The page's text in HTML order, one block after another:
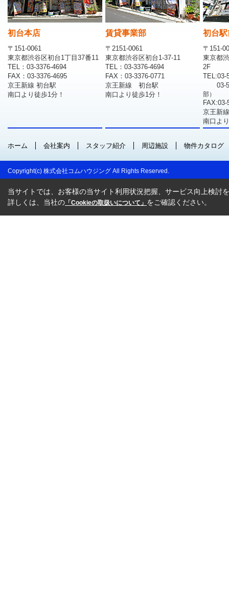
初台本店
〒151-0061
東京都渋谷区初台1丁目37番11
TEL：03-3376-4694
FAX：03-3376-4695
京王新線 初台駅
南口より徒歩1分！
賃貸事業部
〒2151-0061
東京都渋谷区初台1-37-11
TEL：03-3376-4694
FAX：03-3376-0771
京王新線 初台駅
南口より徒歩1分！
初台
〒151-
東京都
2F
TEL:03-
03-
部）
FAX:03-
京王新
南口よ
ホーム 会社案内 スタッフ紹介 周辺施設 物件カタログ
Copyright(c) 株式会社コムハウジング All Rights Reserved.
当サイトでは、お客様の当サイト利用状況把握、サービス向上検討
詳しくは、当社の 「Cookieの取扱いについて」 をご確認ください。